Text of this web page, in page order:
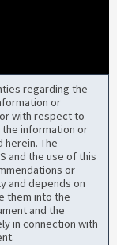
regarding the
or
with respect to
information or
The
and the use of this
or
and depends on
them into the
and the
in connection with